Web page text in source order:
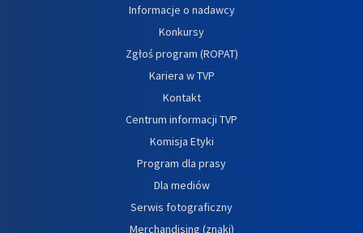
Informacje o nadawcy
Konkursy
Zgłoś program (ROPAT)
Kariera w TVP
Kontakt
Centrum informacji TVP
Komisja Etyki
Program dla prasy
Dla mediów
Serwis fotograficzny
Merchandising (znaki)